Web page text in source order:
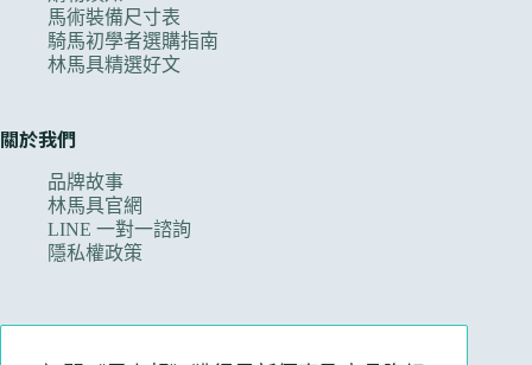
馬術裝備尺寸表
騎馬初學者選購指南
林馬具精選好文
關於我們
品牌故事
林馬具官網
LINE 一對一諮詢
隱私權政策